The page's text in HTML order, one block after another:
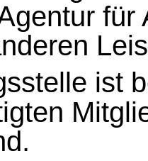
ist